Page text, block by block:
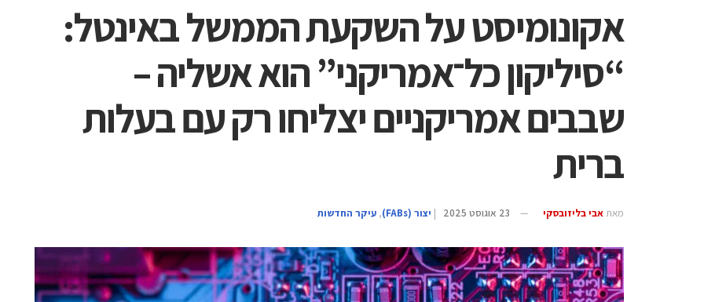
אקונומיסט על השקעת הממשל באינטל:
“סיליקון כל־אמריקני” הוא אשליה –
שבבים אמריקניים יצליחו רק עם בעלות
ברית
מאת אבי בליזובסקי 23 אוגוסט 2025 | ‫יצור (‪(FABs‬‬ , עיקר החדשות